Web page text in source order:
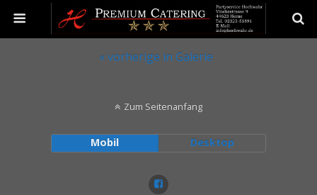
« vorherige in Galerie
Zum Seitenanfang
Mobil Desktop